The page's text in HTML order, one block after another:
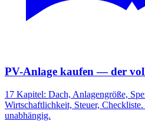
PV-Anlage kaufen — der
17 Kapitel: Dach, Anlagengröße,
Wirtschaftlichkeit, Steuer,
unabhängig.